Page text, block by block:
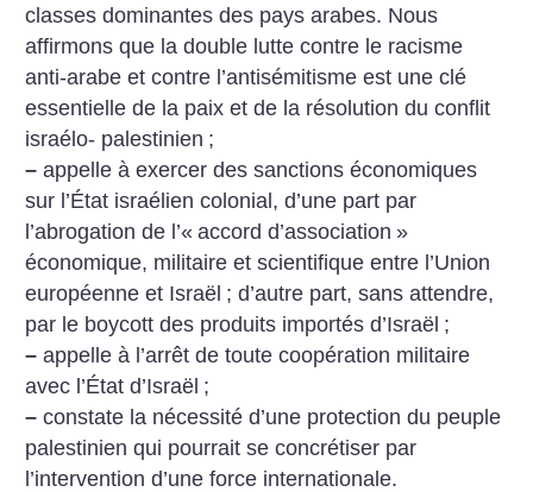
classes dominantes des pays arabes. Nous
affirmons que la double lutte contre le racisme
anti-arabe et contre l’antisémitisme est une clé
essentielle de la paix et de la résolution du conflit
israélo- palestinien ;
– appelle à exercer des sanctions économiques
sur l’État israélien colonial, d’une part par
l’abrogation de l’« accord d’association »
économique, militaire et scientifique entre l’Union
européenne et Israël ; d’autre part, sans attendre,
par le boycott des produits importés d’Israël ;
– appelle à l’arrêt de toute coopération militaire
avec l’État d’Israël ;
– constate la nécessité d’une protection du peuple
palestinien qui pourrait se concrétiser par
l’intervention d’une force internationale.